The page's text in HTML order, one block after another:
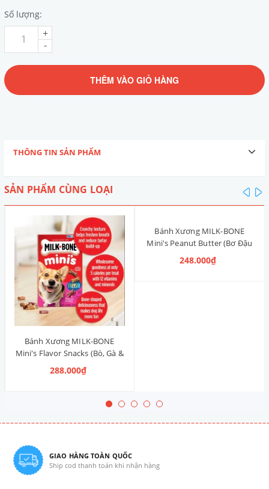
Số lượng:
-
+
THÊM VÀO GIỎ HÀNG
THÔNG TIN SẢN PHẨM
SẢN PHẨM CÙNG LOẠI
Bánh Xương MILK-BONE
Mini's Flavor Snacks (Bò, Gà &
Heo Xông Khói) 425g
288.000₫
Bánh Xương MILK-BONE
Mini's Peanut Butter (Bơ Đậu
Phộng) 425g
248.000₫
GIAO HÀNG TOÀN QUỐC
Ship cod thanh toán khi nhận hàng